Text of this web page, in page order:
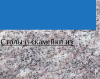
Столы и скамейки из